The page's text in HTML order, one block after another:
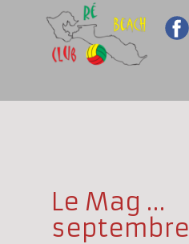
Le Mag …
septembre